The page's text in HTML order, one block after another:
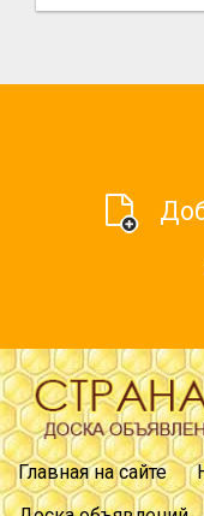
Главная на сайте